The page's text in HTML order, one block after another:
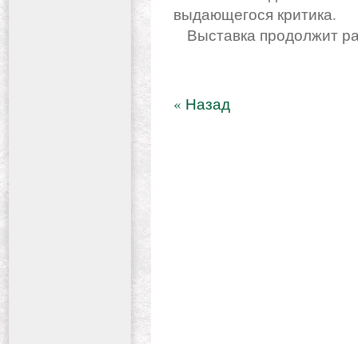
выдающегося критика.
Выставка продолжит
« Назад